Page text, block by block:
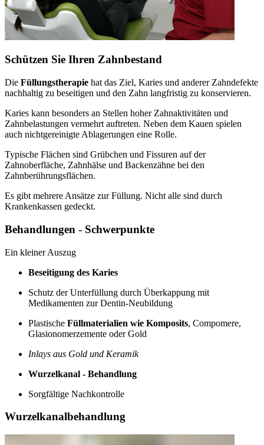
Schützen Sie Ihren Zahnbestand
Die Füllungstherapie hat das Ziel, Karies und anderer Zahndefekte
nachhaltig zu beseitigen und den Zahn langfristig zu konservieren.
Karies kann besonders an Stellen hoher Zahnaktivitäten und
Zahnbelastungen vermehrt auftreten. Neben dem Kauen spielen
auch nichtgereinigte Ablagerungen eine Rolle.
Typische Flächen sind Grübchen und Fissuren auf der
Zahnoberfläche, Zahnhälse und Backenzähne bei den
Zahnberührungsflächen.
Es gibt mehrere Ansätze zur Füllung. Nicht alle sind durch
Krankenkassen gedeckt.
Behandlungen - Schwerpunkte
Ein kleiner Auszug
Beseitigung des Karies
Schutz der Unterfüllung durch Überkappung mit
Medikamenten zur Dentin-Neubildung
Plastische Füllmaterialien wie Komposits, Compomere,
Glasionomerzemente oder Gold
Inlays aus Gold und Keramik
Wurzelkanal - Behandlung
Sorgfältige Nachkontrolle
Wurzelkanalbehandlung